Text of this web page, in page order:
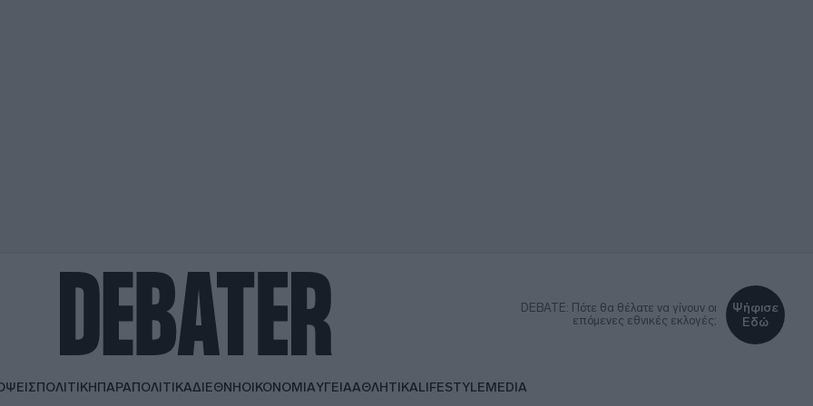
DEBATE: Πότε θα θέλατε να γίνουν οι
επόμενες εθνικές εκλογές;
Ψήφισε
Εδώ
ΠΟΛΙΤΙΚΗΠΑΡΑΠΟΛΙΤΙΚΑΔΙΕΘΝΗΟΙΚΟΝΟΜΙΑΥΓΕΙΑΑΘΛΗΤΙΚΑLIFESTYLEMEDIA